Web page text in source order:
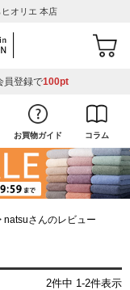
オリエ 本店
員登録で100pt
お買物ガイド コラム
natsuさんのレビュー
2件中 1-2件表示